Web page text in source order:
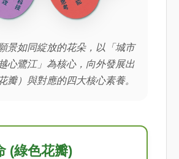
景如同綻放的花朵，以「城市
心鷺江」為核心，向外發展出
瓣）與對應的四大核心素養。
(綠色花瓣)